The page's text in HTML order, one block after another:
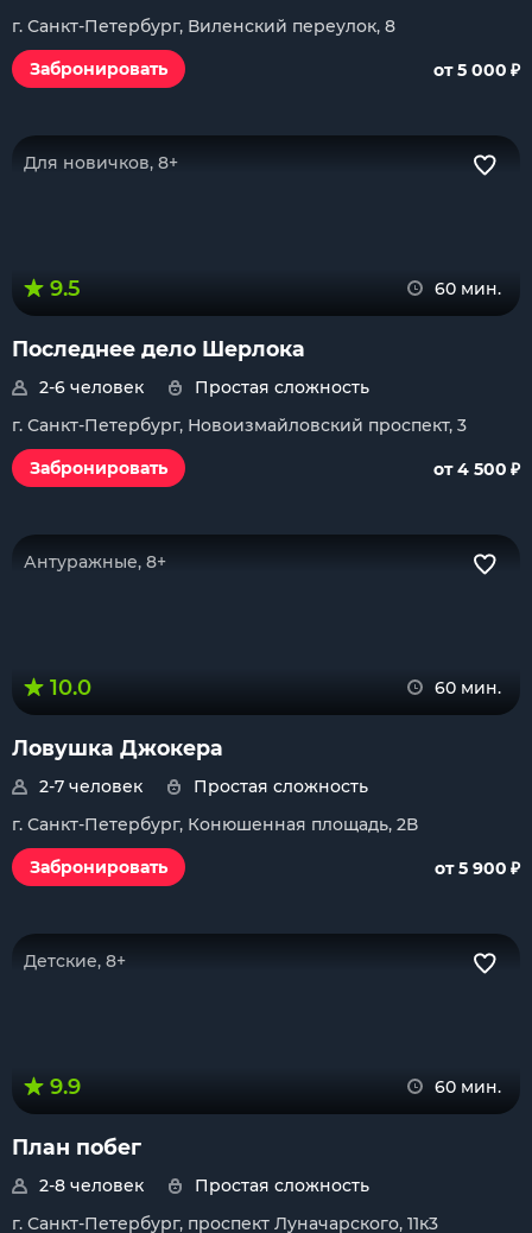
г. Санкт-Петербург, Виленский переулок, 8
Забронировать
от 5 000 ₽
Для новичков, 8+
9.5 60 мин.
Последнее дело Шерлока
2-6 человек
Простая сложность
г. Санкт-Петербург, Новоизмайловский проспект, 3
Забронировать
от 4 500 ₽
Антуражные, 8+
10.0 60 мин.
Ловушка Джокера
2-7 человек
Простая сложность
г. Санкт-Петербург, Конюшенная площадь, 2В
Забронировать
от 5 900 ₽
Детские, 8+
9.9 60 мин.
План побег
2-8 человек
Простая сложность
г. Санкт-Петербург, проспект Луначарского, 11к3